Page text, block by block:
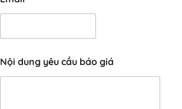
Nội dung yêu cầu báo giá